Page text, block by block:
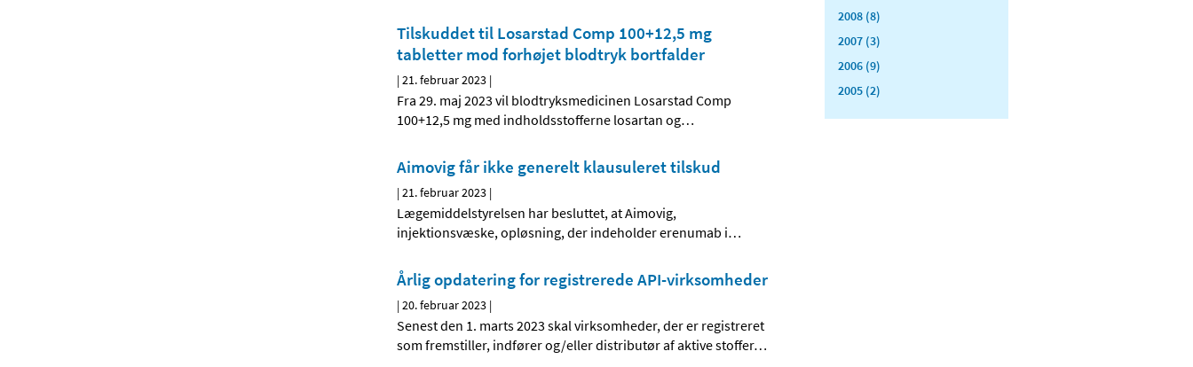
Tilskuddet til Losarstad Comp 100+12,5 mg
tabletter mod forhøjet blodtryk bortfalder
|21. februar 2023 |
Fra 29. maj 2023 vil blodtryksmedicinen Losarstad Comp
100+12,5 mg med indholdsstofferne losartan og…
Aimovig får ikke generelt klausuleret tilskud
|21. februar 2023 |
Lægemiddelstyrelsen har besluttet, at Aimovig,
injektionsvæske, opløsning, der indeholder erenumab i…
Årlig opdatering for registrerede API-virksomheder
|20. februar 2023 |
Senest den 1. marts 2023 skal virksomheder, der er registreret
som fremstiller, indfører og/eller distributør af aktive stoffer…
2008 (8)
2007 (3)
2006 (9)
2005 (2)